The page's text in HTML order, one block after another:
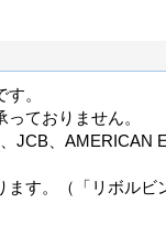
。
ておりません。
JCB、AMERICAN
す。（「リボルビ